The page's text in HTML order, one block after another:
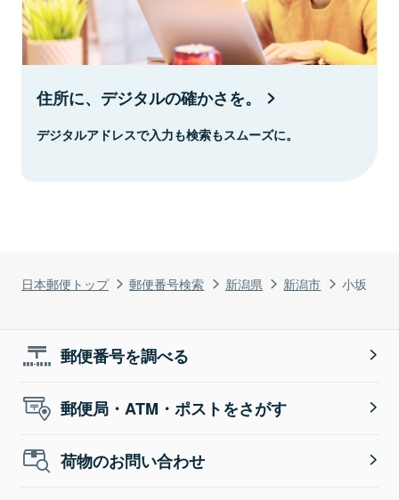
日本郵便トップ 郵便番号検索 新潟県 新潟市 小坂
住所に、デジタルの確かさを。
デジタルアドレスで入力も検索もスムーズに。
郵便番号を調べる
郵便局・ATM・ポストをさがす
荷物のお問い合わせ